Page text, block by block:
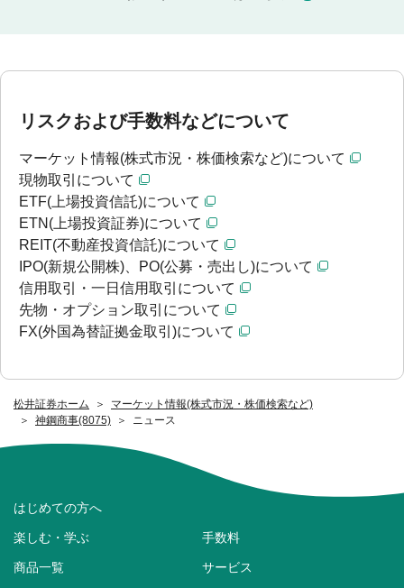
松井証券ホーム
マーケット情報(株式市況・株価検索など)
神鋼商事(8075)
ニュース
リスクおよび手数料などについて
マーケット情報(株式市況・株価検索など)について
現物取引について
ETF(上場投資信託)について
ETN(上場投資証券)について
REIT(不動産投資信託)について
IPO(新規公開株)、PO(公募・売出し)について
信用取引・一日信用取引について
先物・オプション取引について
FX(外国為替証拠金取引)について
はじめての方へ
楽しむ・学ぶ 手数料
商品一覧 サービス